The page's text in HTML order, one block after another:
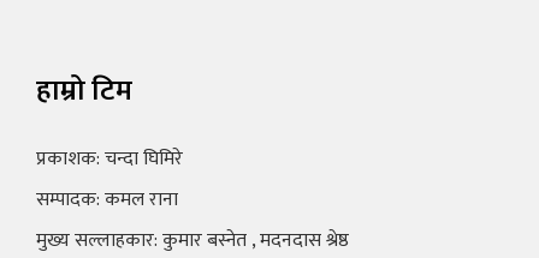
हाम्रो टिम
प्रकाशक: चन्दा घिमिरे
सम्पादक: कमल राना
मुख्य सल्लाहकार: कुमार बस्नेत , मदनदास श्रेष्ठ